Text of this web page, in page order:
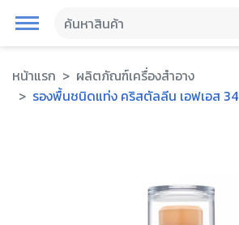
หน้าแรก
ผลิตภัณฑ์เครื่องสำอาง
รองพื้นชนิดแท่ง คริสตัลลีน เอฟเอส 34